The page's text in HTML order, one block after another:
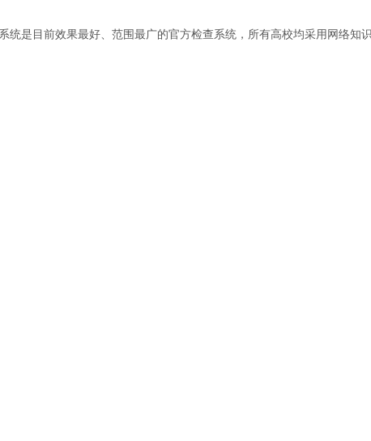
是目前效果最好、范围最广的官方检查系统，所有高校均采用网络知